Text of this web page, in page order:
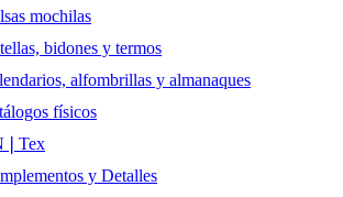
mochilas
bidones y termos
alfombrillas y almanaques
físicos
y Detalles